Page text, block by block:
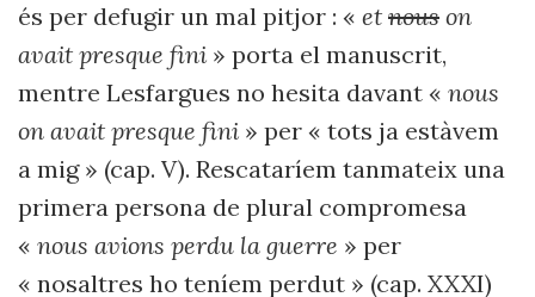
és per defugir un mal pitjor : « et nous on
avait presque fini » porta el manuscrit,
mentre Lesfargues no hesita davant « nous
on avait presque fini » per « tots ja estàvem
a mig » (cap. V). Rescataríem tanmateix una
primera persona de plural compromesa
« nous avions perdu la guerre » per
« nosaltres ho teníem perdut » (cap. XXXI)